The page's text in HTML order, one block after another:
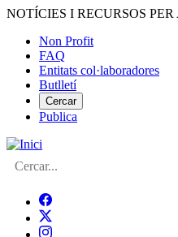
Vés
contingut
NOTÍCIES I RECURSOS
Menú
del
compte
d'usuari
Non Profit
FAQ
Entitats col·laboradores
Butlletí
Cercar
Publica
Cerca